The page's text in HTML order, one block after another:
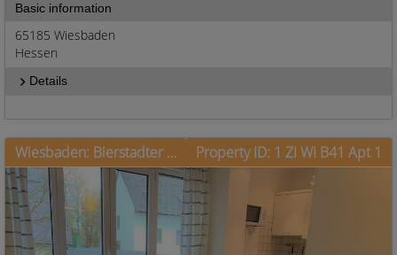
Basic information
65185 Wiesbaden
Hessen
Details
Wiesbaden: Bierstadter Straße, gefragte Lage mit W-Lan inclusive Property ID: 1 ZI WI B41 Apt 1